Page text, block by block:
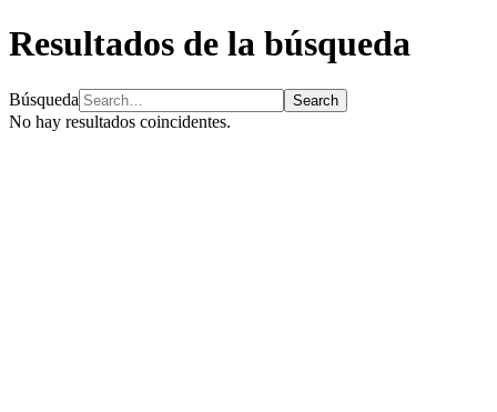
Resultados de la búsqueda
Búsqueda
No hay resultados coincidentes.